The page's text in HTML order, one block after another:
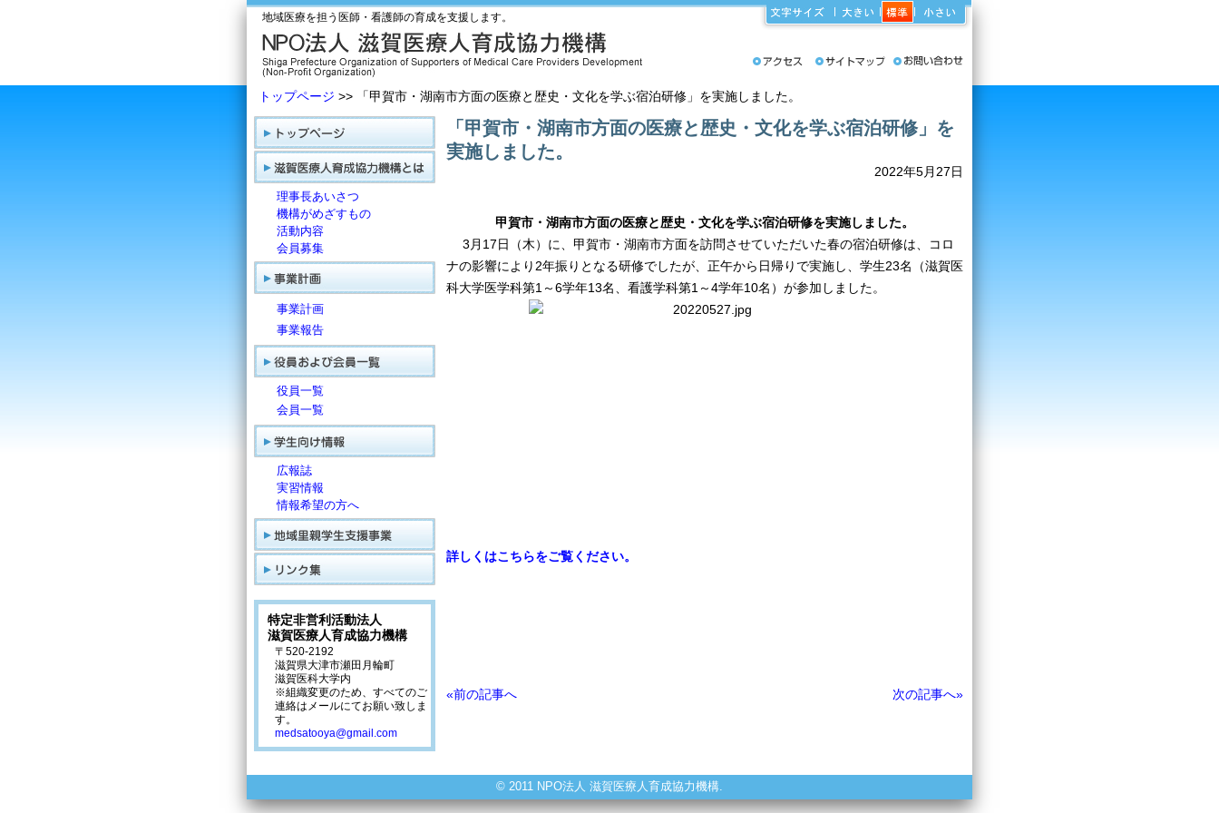
地域医療を担う医師・看護師の育成を支援します。
トップページ >> 「甲賀市・湖南市方面の医療と歴史・文化を学ぶ宿泊研修」を実施しました。
理事長あいさつ
機構がめざすもの
活動内容
会員募集
事業計画
事業報告
役員一覧
会員一覧
広報誌
実習情報
情報希望の方へ
特定非営利活動法人
滋賀医療人育成協力機構
〒520-2192
滋賀県大津市瀬田月輪町
滋賀医科大学内
※組織変更のため、すべてのご
連絡はメールにてお願い致しま
す。
medsatooya@gmail.com
「甲賀市・湖南市方面の医療と歴史・文化を学ぶ宿泊研修」を
実施しました。
2022年5月27日
甲賀市・湖南市方面の医療と歴史・文化を学ぶ宿泊研修を実施しました。
3月17日（木）に、甲賀市・湖南市方面を訪問させていただいた春の宿泊研修は、コロ
ナの影響により2年振りとなる研修でしたが、正午から日帰りで実施し、学生23名（滋賀医
科大学医学科第1～6学年13名、看護学科第1～4学年10名）が参加しました。
詳しくはこちらをご覧ください。
«前の記事へ 次の記事へ»
© 2011 NPO法人 滋賀医療人育成協力機構.